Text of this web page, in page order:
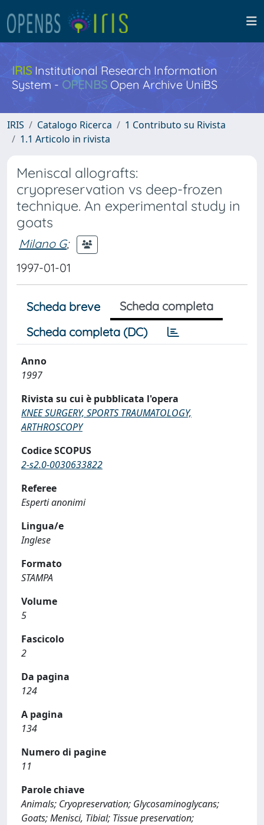
IRISInstitutional Research Information
System - OPENBS Open Archive UniBS
IRIS Catalogo Ricerca
1 Contributo su Rivista
1.1 Articolo in rivista
Meniscal allografts:
cryopreservation vs deep-frozen
technique. An experimental study in
goats
Milano G;
1997-01-01
Scheda breve
Scheda completa
Scheda completa (DC)
Anno
1997
Rivista su cui è pubblicata l'opera
KNEE SURGERY, SPORTS TRAUMATOLOGY,
ARTHROSCOPY
Codice SCOPUS
2-s2.0-0030633822
Referee
Esperti anonimi
Lingua/e
Inglese
Formato
STAMPA
Volume
5
Fascicolo
2
Da pagina
124
A pagina
134
Numero di pagine
11
Parole chiave
Animals; Cryopreservation; Glycosaminoglycans;
Goats; Menisci, Tibial; Tissue preservation;